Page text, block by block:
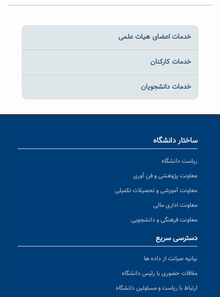
خدمات اعضای هیات علمی
خدمات کارکنان
خدمات دانشجویان
ساختار دانشگاه
ریاست دانشگاه
معاونت پژوهشی و فن آوری
معاونت آموزشی و تحصیلات تکمیلی
معاونت اداری مالی
معاونت فرهنگی و دانشجویی
دسترسی سریع
بیانیه صیانت از داده ها
ملاقات حضوری با رئیس دانشگاه
ارتباط با ریاست و مسئولین دانشگاه